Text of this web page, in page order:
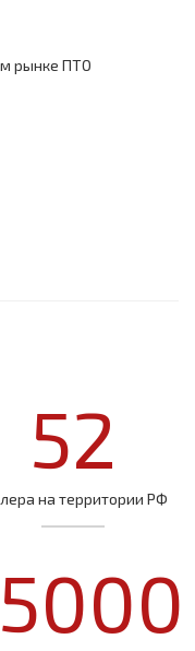
рынке ПТО
52
на территории РФ